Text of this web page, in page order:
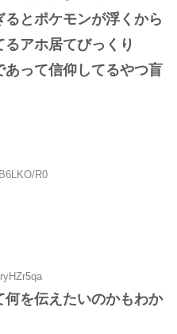
るとポケモンが浮くから
アホ居てびっくり
って信仰してるやつ盲
R0
を伝えたいのかもわか